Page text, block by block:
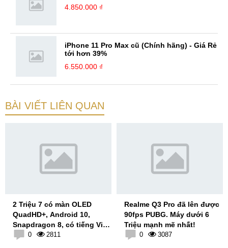
4.850.000 ₫
iPhone 11 Pro Max cũ (Chính hãng) - Giá Rẻ
tới hơn 39%
6.550.000 ₫
BÀI VIẾT LIÊN QUAN
2 Triệu 7 có màn OLED
QuadHD+, Android 10,
Snapdragon 8, có tiếng Việt,
LG V40 có còn ngon?
0 2811
Realme Q3 Pro đã lên được
90fps PUBG. Máy dưới 6
Triệu mạnh mẽ nhất!
0 3087